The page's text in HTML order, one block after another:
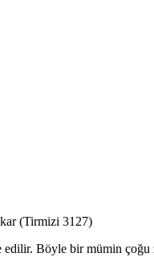
(Tirmizi 3127)
Böyle bir mümin çoğu